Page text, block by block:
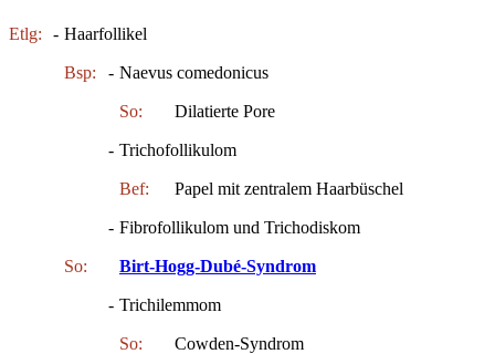
Etlg: - Haarfollikel
Bsp: - Naevus comedonicus
So: Dilatierte Pore
- Trichofollikulom
Bef: Papel mit zentralem Haarbüschel
- Fibrofollikulom und Trichodiskom
So: Birt-Hogg-Dubé-Syndrom
- Trichilemmom
So: Cowden-Syndrom